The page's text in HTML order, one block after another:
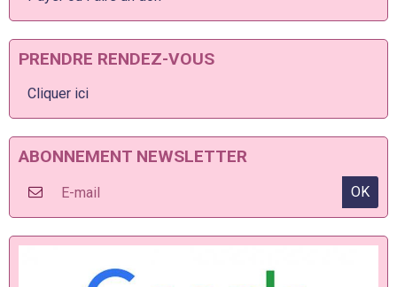
PRENDRE RENDEZ-VOUS
Cliquer ici
ABONNEMENT NEWSLETTER
OK